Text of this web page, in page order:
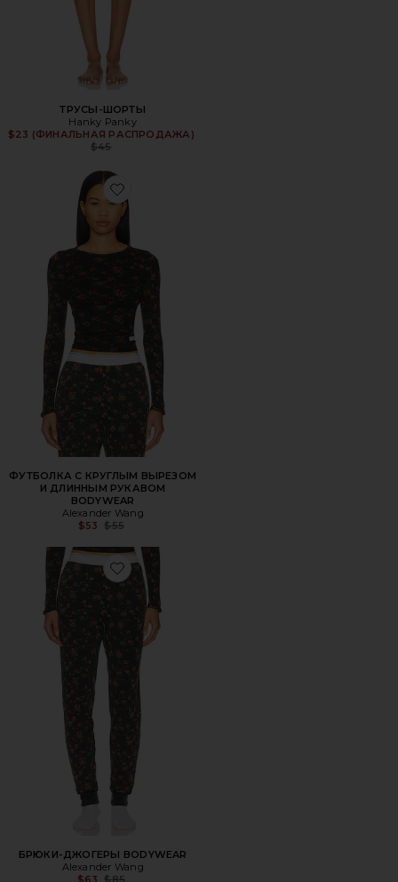
ТРУСЫ-ШОРТЫ
Hanky Panky
$23 (ФИНАЛЬНАЯ РАСПРОДАЖА)
Previous price:
$45
Favorite ФУТБОЛКА С КРУГЛЫМ ВЫРЕЗОМ И ДЛИННЫМ
ФУТБОЛКА С КРУГЛЫМ ВЫРЕЗОМ
И ДЛИННЫМ РУКАВОМ
BODYWEAR
Alexander Wang
$53
Previous price:
$55
Favorite БРЮКИ-ДЖОГЕРЫ BODYWEAR
БРЮКИ-ДЖОГЕРЫ BODYWEAR
Alexander Wang
Previous price: